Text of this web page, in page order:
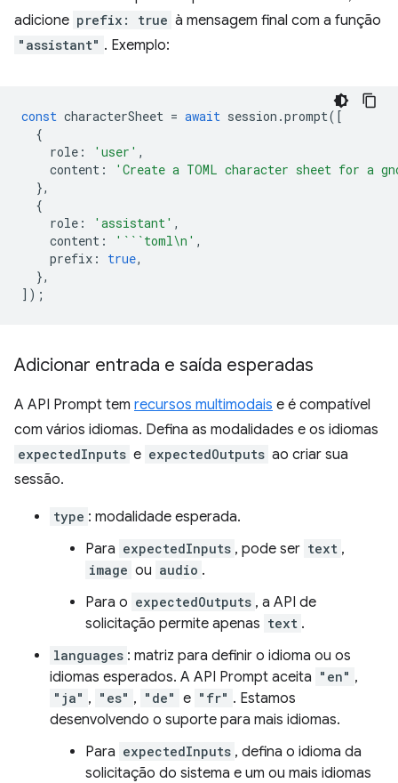
adicione prefix: true à mensagem final com a função
"assistant" . Exemplo:
const characterSheet = await session .prompt([
{
role : 'user' ,
content :
'Create a TOML character sheet for a
},
{
role : 'assistant' ,
content : '```toml\n' ,
prefix : true,
},
]);
Adicionar entrada e saída esperadas
A API Prompt tem recursos multimodais e é compatível
com vários idiomas. Defina as modalidades e os idiomas
expectedInputs e expectedOutputs ao criar sua
sessão.
type : modalidade esperada.
Para expectedInputs , pode ser text ,
image ou audio .
Para o expectedOutputs , a API de
solicitação permite apenas text .
languages : matriz para definir o idioma ou os
idiomas esperados. A API Prompt aceita "en" ,
"ja" , "es" , "de" e "fr" . Estamos
desenvolvendo o suporte para mais idiomas.
Para expectedInputs , defina o idioma da
solicitação do sistema e um ou mais idiomas